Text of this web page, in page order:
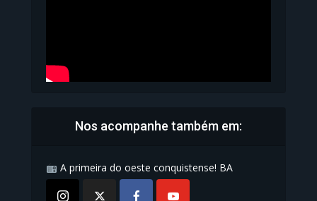
Nos acompanhe também em:
A primeira do oeste conquistense! BA